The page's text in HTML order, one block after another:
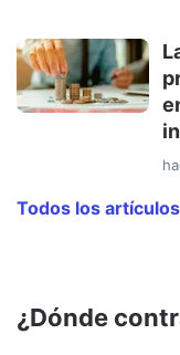
Todos los
¿Dónde